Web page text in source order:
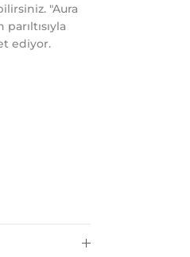
"Aura
ediyor.